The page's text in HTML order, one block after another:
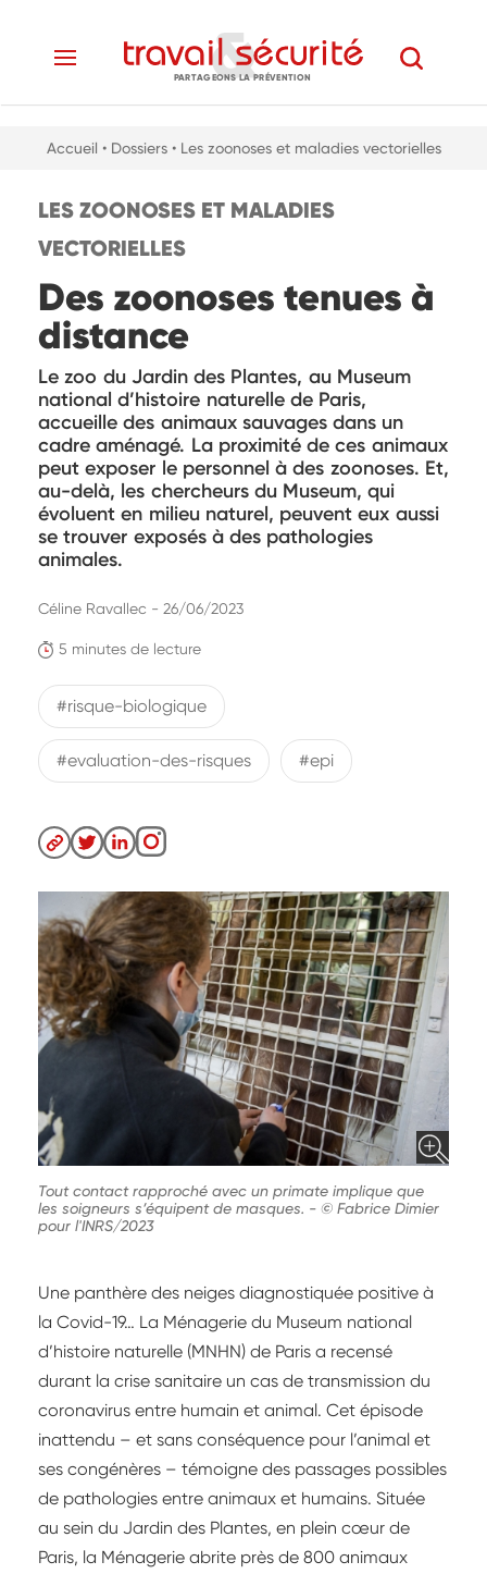
PARTAGEONS LA PRÉVENTION
Accueil • Dossiers • Les zoonoses et maladies vectorielles
LES ZOONOSES ET MALADIES
VECTORIELLES
Des zoonoses tenues à
distance
Le zoo du Jardin des Plantes, au Museum
national d’histoire naturelle de Paris,
accueille des animaux sauvages dans un
cadre aménagé. La proximité de ces animaux
peut exposer le personnel à des zoonoses. Et,
au-delà, les chercheurs du Museum, qui
évoluent en milieu naturel, peuvent eux aussi
se trouver exposés à des pathologies
animales.
5 minutes de lecture
Céline Ravallec - 26/06/2023
#risque-biologique
#evaluation-des-risques #epi
Tout contact rapproché avec un primate implique que
les soigneurs s’équipent de masques. - © Fabrice Dimier
pour l'INRS/2023
Une panthère des neiges diagnostiquée positive à
la Covid-19… La Ménagerie du Museum national
d’histoire naturelle (MNHN) de Paris a recensé
durant la crise sanitaire un cas de transmission du
coronavirus entre humain et animal. Cet épisode
inattendu – et sans conséquence pour l’animal et
ses congénères – témoigne des passages possibles
de pathologies entre animaux et humains. Située
au sein du Jardin des Plantes, en plein cœur de
Paris, la Ménagerie abrite près de 800 animaux